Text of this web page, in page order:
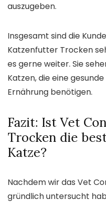
auszugeben.
Insgesamt sind die
Katzenfutter Trocken
es gerne weiter. Sie
Katzen, die eine
Ernährung benötigen.
Fazit: Ist Vet
Trocken die
Katze?
Nachdem wir das Vet
gründlich untersucht